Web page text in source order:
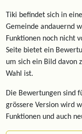
Tiki befindet sich in
Gemeinde andauernd
Funktionen noch nicht
Seite bietet ein
um sich ein Bild davon
Wahl ist.
Die Bewertungen sind
grössere Version wird
Funktionen und auch